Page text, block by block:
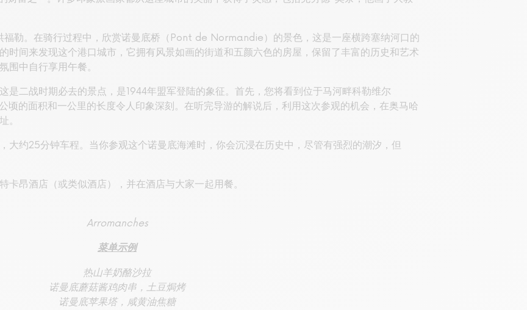
勒。在骑行过程中，欣赏诺曼底桥（Pont de Normandie）的景色，这是一座横跨塞纳河口的
时间来发现这个港口城市，它拥有风景如画的街道和五颜六色的房屋，保留了丰富的历史和艺术
围中自行享用午餐。
是二战时期必去的景点，是1944年盟军登陆的象征。首先，您将看到位于马河畔科勒维尔
的面积和一公里的长度令人印象深刻。在听完导游的解说后，利用这次参观的机会，在奥马哈
。
大约25分钟车程。当你参观这个诺曼底海滩时，你会沉浸在历史中，尽管有强烈的潮汐，但
卡昂酒店（或类似酒店），并在酒店与大家一起用餐。
Arromanches
菜单示例
热山羊奶酪沙拉
诺曼底蘑菇酱鸡肉串，土豆焗烤
诺曼底苹果塔，咸黄油焦糖